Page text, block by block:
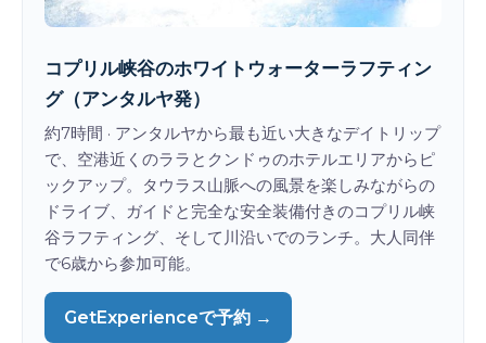
コプリル峡谷のホワイトウォーターラフティン
グ（アンタルヤ発）
約7時間 · アンタルヤから最も近い大きなデイトリップ
で、空港近くのララとクンドゥのホテルエリアからピ
ックアップ。タウラス山脈への風景を楽しみながらの
ドライブ、ガイドと完全な安全装備付きのコプリル峡
谷ラフティング、そして川沿いでのランチ。大人同伴
で6歳から参加可能。
GetExperienceで予約 →